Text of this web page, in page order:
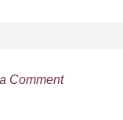
Comment